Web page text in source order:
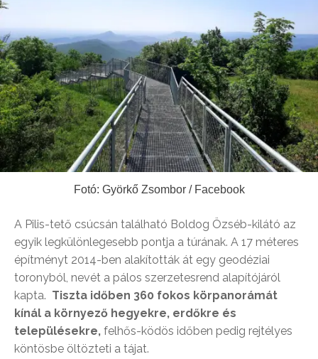
Fotó: Györkő Zsombor / Facebook
A Pilis-tető csúcsán található Boldog Özséb-kilátó az
egyik legkülönlegesebb pontja a túrának. A 17 méteres
építményt 2014-ben alakították át egy geodéziai
toronyból, nevét a pálos szerzetesrend alapítójáról
kapta. Tiszta időben 360 fokos körpanorámát
kínál a környező hegyekre, erdőkre és
településekre, felhős-ködös időben pedig rejtélyes
köntösbe öltözteti a tájat.